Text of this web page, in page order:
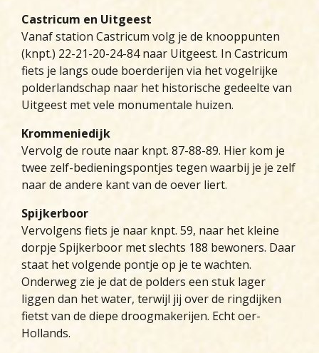
Castricum en Uitgeest
Vanaf station Castricum volg je de knooppunten
(knpt.) 22-21-20-24-84 naar Uitgeest. In Castricum
fiets je langs oude boerderijen via het vogelrijke
polderlandschap naar het historische gedeelte van
Uitgeest met vele monumentale huizen.
Krommeniedijk
Vervolg de route naar knpt. 87-88-89. Hier kom je
twee zelf-bedieningspontjes tegen waarbij je je zelf
naar de andere kant van de oever liert.
Spijkerboor
Vervolgens fiets je naar knpt. 59, naar het kleine
dorpje Spijkerboor met slechts 188 bewoners. Daar
staat het volgende pontje op je te wachten.
Onderweg zie je dat de polders een stuk lager
liggen dan het water, terwijl jij over de ringdijken
fietst van de diepe droogmakerijen. Echt oer-
Hollands.